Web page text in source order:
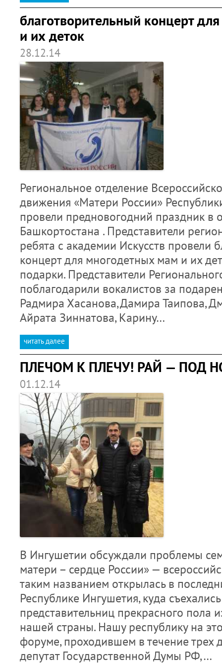
благотворительный концерт
и их деток
28.12.14
Региональное отделение
движения «Матери России»
провели предновогодний праздник в
Башкортостана . Представители
ребята с академии Искусств провели
концерт для многодетных мам и их
подарки. Представители
поблагодарили вокалистов за
Радмира Хасанова,Дамира Таипова,
Айрата Зиннатова, Карину…
читать далее
ПЛЕЧОМ К ПЛЕЧУ! РАЙ — ПОД
01.12.14
В Ингушетии обсуждали проблемы
матери – сердце России» —
таким названием открылась в
Республике Ингушетия, куда
представительниц прекрасного пола
нашей страны. Нашу республику на
форуме, проходившем в течение трех
депутат Государственной Думы РФ,…